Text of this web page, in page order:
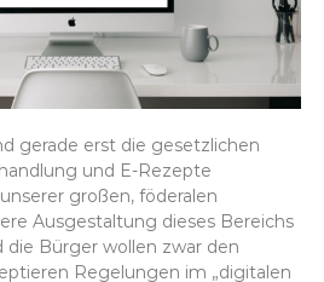
gerade erst die gesetzlichen
und E-Rezepte
großen, föderalen
Ausgestaltung dieses Bereichs
Bürger wollen zwar den
Regelungen im „digitalen